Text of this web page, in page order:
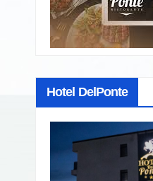
Hotel DelPonte